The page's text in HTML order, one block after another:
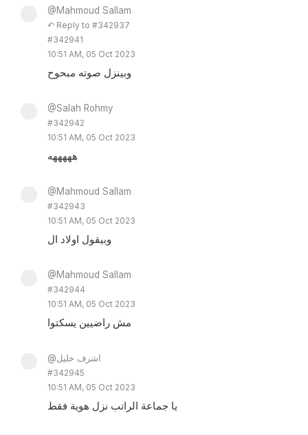
@Mahmoud Sallam
↶ Reply to #342937
#342941
10:51 AM, 05 Oct 2023
وبينزل صوته مبحوح
@Salah Rohmy
#342942
10:51 AM, 05 Oct 2023
هههههه
@Mahmoud Sallam
#342943
10:51 AM, 05 Oct 2023
وبيقول اولاد ال
@Mahmoud Sallam
#342944
10:51 AM, 05 Oct 2023
مش راضيين يسكتوا
@اشرف خليل
#342945
10:51 AM, 05 Oct 2023
يا جماعة الراتب نزل هوية فقط